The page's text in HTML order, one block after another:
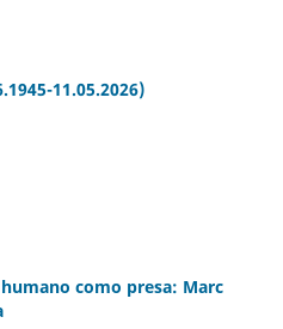
11.05.2026)
como presa: Marc